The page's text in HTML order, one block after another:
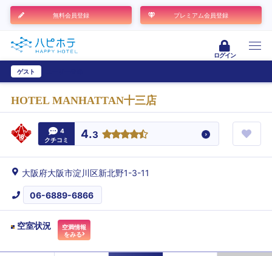
無料会員登録 プレミアム会員登録
ログイン
ゲスト
HOTEL MANHATTAN十三店
4
クチコミ
4.3
大阪府大阪市淀川区新北野1-3-11
06-6889-6866
空室状況
空満情報
をみる